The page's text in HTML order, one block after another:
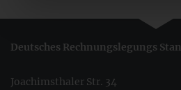
Deutsches Rechnungslegungs
Joachimsthaler Str. 34